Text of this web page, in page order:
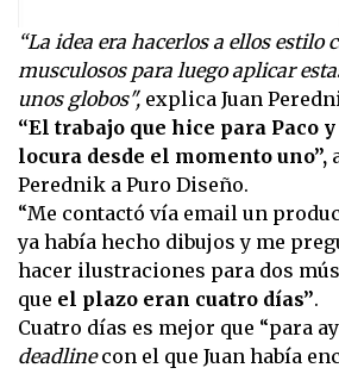
“La idea era hacerlos a ellos estilo
musculosos para luego aplicar
unos globos", explica Juan
“El trabajo que hice para Paco
locura desde el momento uno”,
Perednik a Puro Diseño.
“Me contactó vía email un
ya había hecho dibujos y me
hacer ilustraciones para dos
que el plazo eran cuatro días”.
Cuatro días es mejor que “para
deadlinecon el que Juan había